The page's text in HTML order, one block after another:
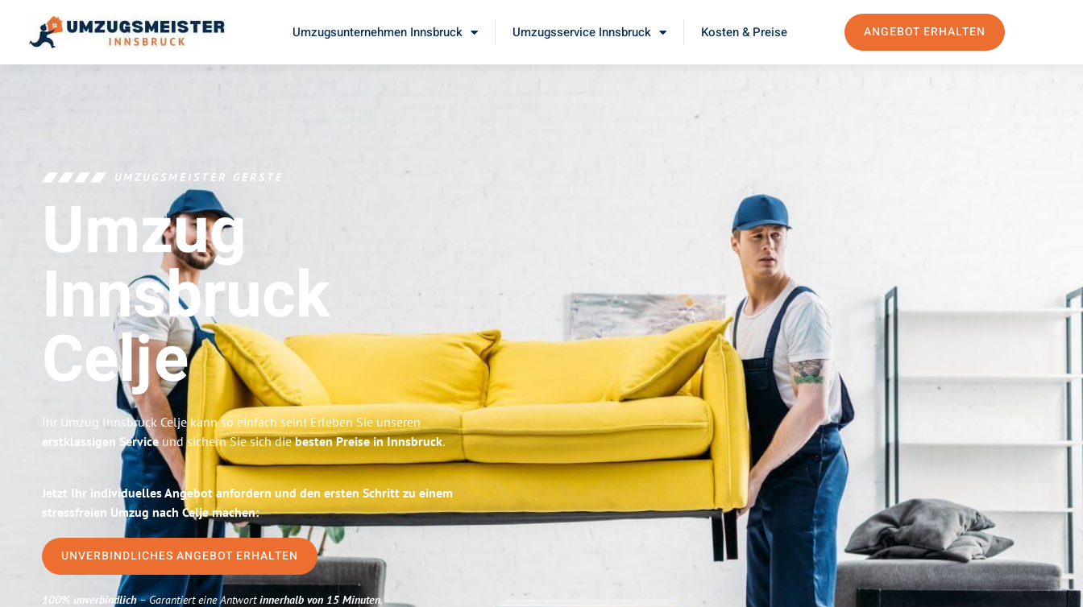
Umzugsunternehmen Innsbruck Umzugsservice Innsbruck Kosten & Preise ANGEBOT ERHALTEN
UMZUGSMEISTER GERSTE
Umzug
Innsbruck
Celje
Ihr Umzug Innsbruck Celje kann so einfach sein! Erleben Sie unseren
erstklassigen Serviceund sichern Sie sich diebesten Preise in Innsbruck.
Jetzt Ihr individuelles Angebot anfordern und den ersten Schritt zu einem
stressfreien Umzug nach Celje machen:
UNVERBINDLICHES ANGEBOT ERHALTEN
100% unverbindlich– Garantiert eine Antwortinnerhalb von 15 Minuten.